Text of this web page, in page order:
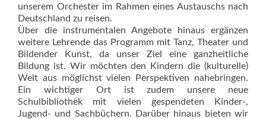
unserem Orchester im Rahmen eines Austauschs nach
Deutschland zu reisen.
Über die instrumentalen Angebote hinaus ergänzen
weitere Lehrende das Programm mit Tanz, Theater und
Bildender Kunst, da unser Ziel eine ganzheitliche
Bildung ist. Wir möchten den Kindern die (kulturelle)
Welt aus möglichst vielen Perspektiven nahebringen.
Ein wichtiger Ort ist zudem unsere neue
Schulbibliothek mit vielen gespendeten Kinder-,
Jugend- und Sachbüchern. Darüber hinaus bieten wir